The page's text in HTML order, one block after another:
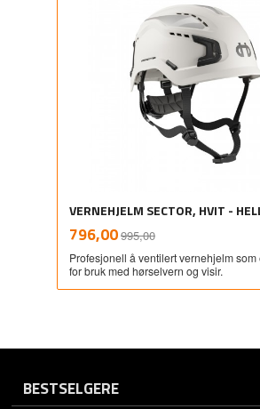
VERNEHJELM SECTOR, HVIT -
Tilbud
796,00995,00mva.
Profesjonell å ventilert vernehjelm som
for bruk med hørselvern og visir.
BESTSELGERE